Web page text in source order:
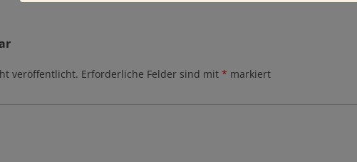
veröffentlicht. Erforderliche Felder sind mit * markiert